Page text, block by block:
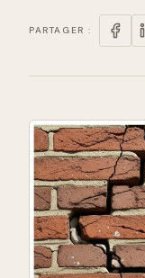
PARTAGER :